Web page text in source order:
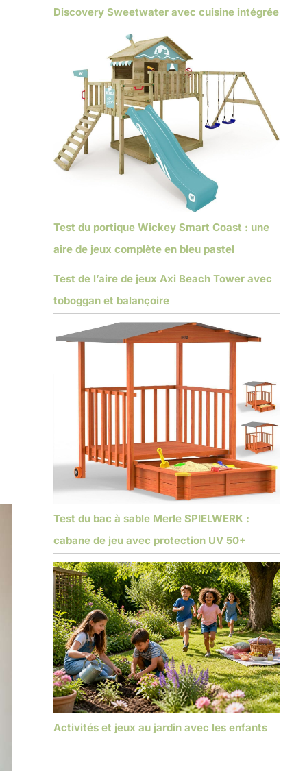
Discovery Sweetwater avec cuisine intégrée
Test du portique Wickey Smart Coast : une
aire de jeux complète en bleu pastel
Test de l’aire de jeux Axi Beach Tower avec
toboggan et balançoire
Test du bac à sable Merle SPIELWERK :
cabane de jeu avec protection UV 50+
Activités et jeux au jardin avec les enfants